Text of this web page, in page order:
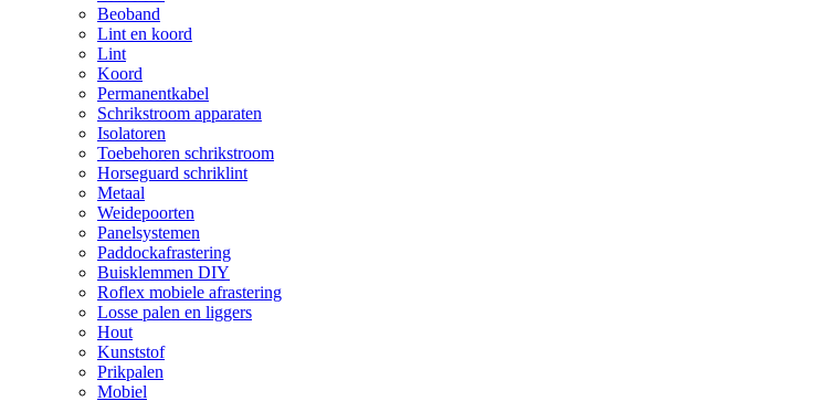
Beoband
Lint en koord
Lint
Koord
Permanentkabel
Schrikstroom apparaten
Isolatoren
Toebehoren schrikstroom
Horseguard schriklint
Metaal
Weidepoorten
Panelsystemen
Paddockafrastering
Buisklemmen DIY
Roflex mobiele afrastering
Losse palen en liggers
Hout
Kunststof
Prikpalen
Mobiel